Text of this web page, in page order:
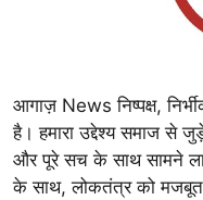
आगाज़ News निष्पक्ष,
है। हमारा उद्देश्य समाज से जुड़े
और पूरे सच के साथ सामने
के साथ, लोकतंत्र को मजबूत